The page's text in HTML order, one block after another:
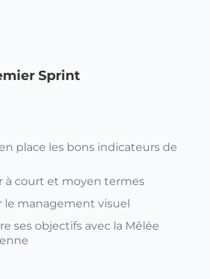
Sprint
place les bons indicateurs de
à court et moyen termes
le management visuel
ses objectifs avec la Mêlée